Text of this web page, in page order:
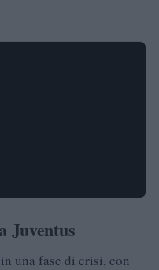
Juventus
una fase di crisi, con